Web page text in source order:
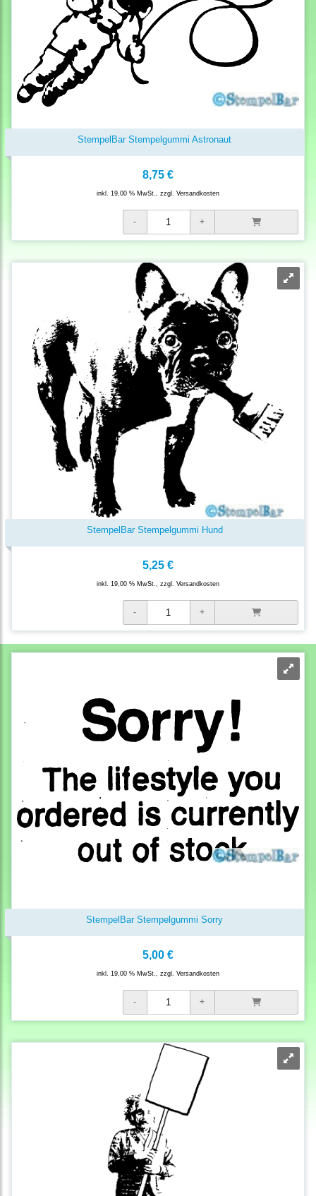
StempelBar Stempelgummi Astronaut
8,75 €
inkl. 19,00 % MwSt., zzgl. Versandkosten
StempelBar Stempelgummi Hund
5,25 €
inkl. 19,00 % MwSt., zzgl. Versandkosten
StempelBar Stempelgummi Sorry
5,00 €
inkl. 19,00 % MwSt., zzgl. Versandkosten